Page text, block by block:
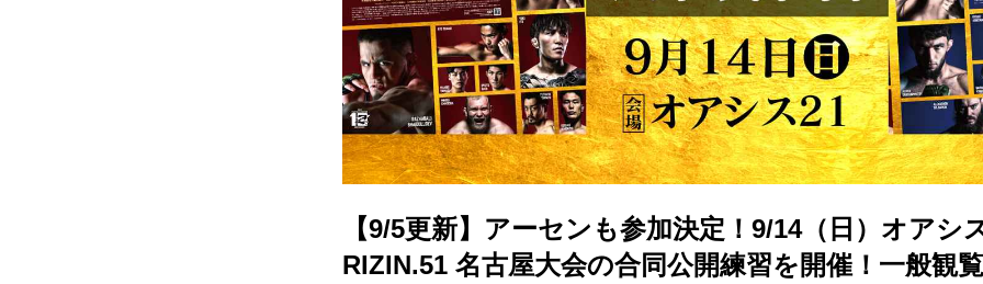
【9/5更新】アーセンも参加決定！9/14（日）オアシ
RIZIN.51 名古屋大会の合同公開練習を開催！一般観